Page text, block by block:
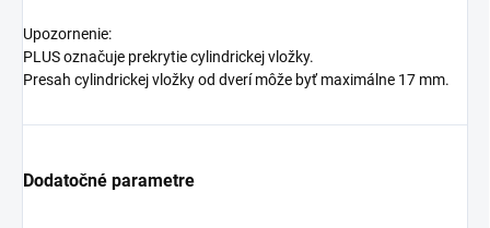
Upozornenie:
PLUS označuje prekrytie cylindrickej vložky.
Presah cylindrickej vložky od dverí môže byť maximálne 17 mm.
Dodatočné parametre